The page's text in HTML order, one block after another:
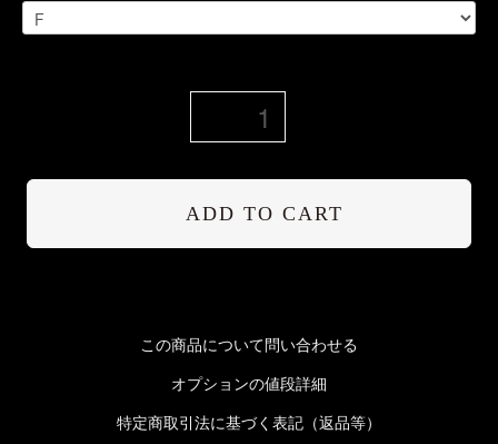
ADD TO CART
この商品について問い合わせる
オプションの値段詳細
特定商取引法に基づく表記（返品等）